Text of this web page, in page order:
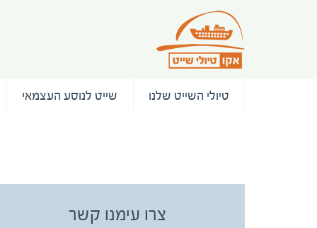
טיולי השייט שלנו שייט לנוסע העצמאי
צרו עימנו קשר